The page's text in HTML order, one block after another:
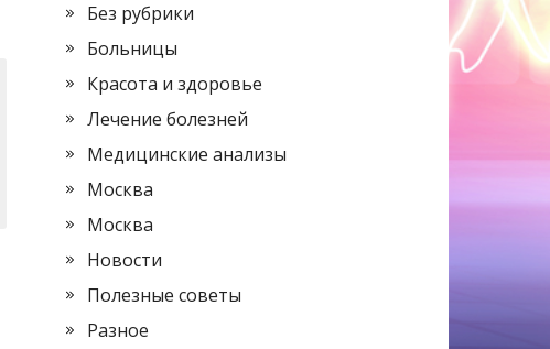
Без рубрики
Больницы
Красота и здоровье
Лечение болезней
Медицинские анализы
Москва
Москва
Новости
Полезные советы
Разное